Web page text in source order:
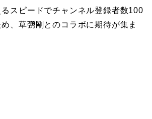
スピードでチャンネル登録者数100
、草彅剛とのコラボに期待が集ま